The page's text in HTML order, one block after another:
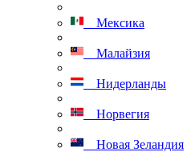
Мексика
Малайзия
Нидерланды
Норвегия
Новая Зеландия